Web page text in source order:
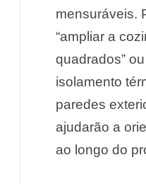
mensuráveis.
“ampliar a
quadrados”
isolamento
paredes
ajudarão a
ao longo do